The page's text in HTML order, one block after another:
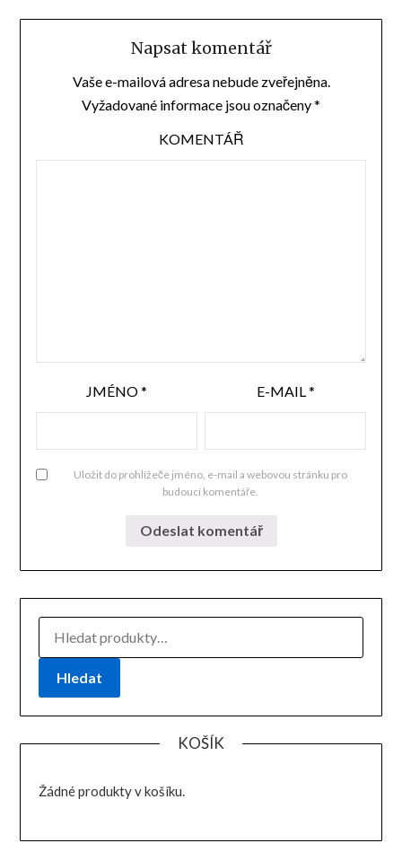
Napsat komentář
Vaše e-mailová adresa nebude zveřejněna.
Vyžadované informace jsou označeny*
KOMENTÁŘ
JMÉNO* E-MAIL *
Uložit do prohlížeče jméno, e-mail a webovou stránku pro
budoucí komentáře.
Hledat
KOŠÍK
Žádné produkty v košíku.